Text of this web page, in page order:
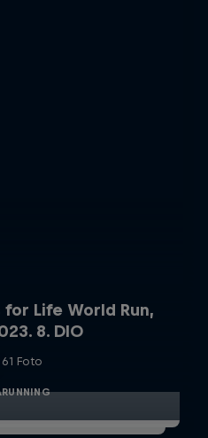
for Life World Run,
8. DIO
61 Foto